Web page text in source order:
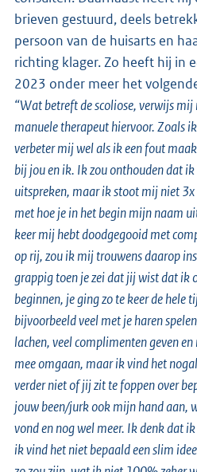
brieven gestuurd, deels
persoon van de huisarts en
richting klager. Zo heeft hij in
2023 onder meer het
“Wat betreft de scoliose, verwijs mij
manuele therapeut hiervoor. Zoals
verbeter mij wel als ik een fout
bij jou en ik. Ik zou onthouden dat ik
uitspreken, maar ik stoot mij niet 3x
met hoe je in het begin mijn naam
keer mij hebt doodgegooid met
op rij, zou ik mij trouwens daarop
grappig toen je zei dat jij wist dat ik
beginnen, je ging zo te keer de hele
bijvoorbeeld veel met je haren
lachen, veel complimenten geven
mee omgaan, maar ik vind het
verder niet of jij zit te foppen over
jouw been/jurk ook mijn hand aan,
vond en nog wel meer. Ik denk dat
ik vind het niet bepaald een slim